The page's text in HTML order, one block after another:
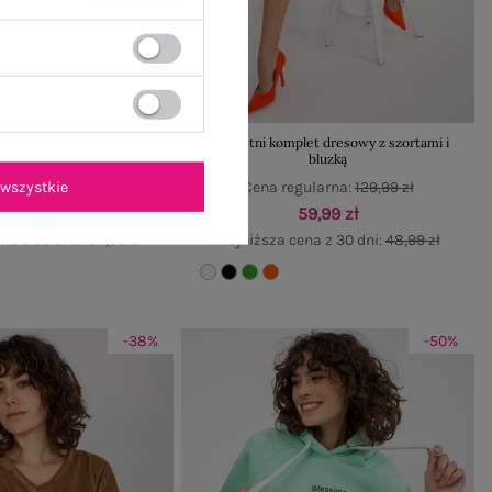
oversize
zł
z 30 dni:104,99 zł
219,99 zł
Ecru letni komplet dresowy z szortami i
bluzką
59,99 zł
Najniższa cena z 30 dni:48,99 zł
Cena regularna:129,99 zł
-38% -50%